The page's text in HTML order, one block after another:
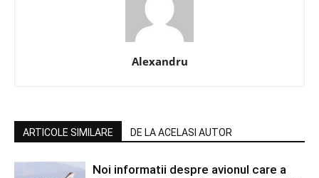
Alexandru
ARTICOLE SIMILARE DE LA ACELASI AUTOR
Noi informatii despre avionul care a